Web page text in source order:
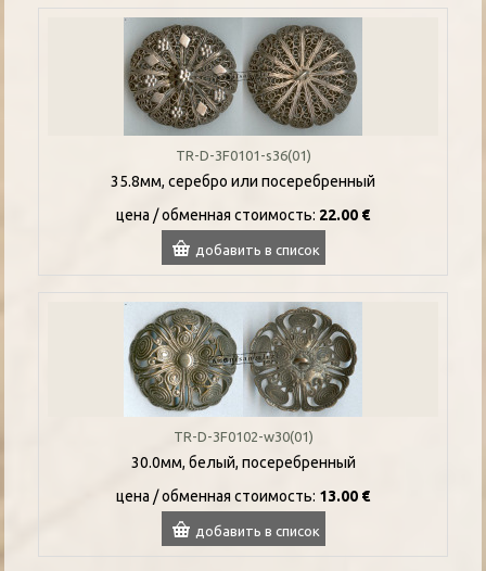
TR-D-3F0101-s36(01)
35.8мм, серебро или посеребренный
цена / oбменная стоимость: 22.00 €
добавить в список
TR-D-3F0102-w30(01)
30.0мм, белый, посеребренный
цена / oбменная стоимость: 13.00 €
добавить в список